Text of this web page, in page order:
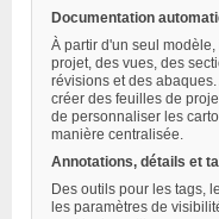
Documentation
À partir d'un seul
projet, des vues, des
révisions et des
créer des feuilles de
de personnaliser les
manière centralisée.
Annotations, détails et
Des outils pour les tags,
les paramètres de